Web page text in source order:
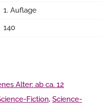
1. Auflage
140
Alter: ab ca. 12
Fiction, Science-